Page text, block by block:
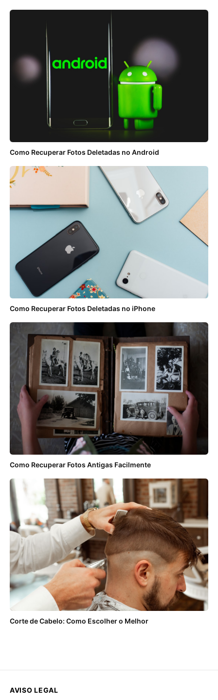
Como Recuperar Fotos Deletadas no Android
Como Recuperar Fotos Deletadas no iPhone
Como Recuperar Fotos Antigas Facilmente
Corte de Cabelo: Como Escolher o Melhor
AVISO LEGAL